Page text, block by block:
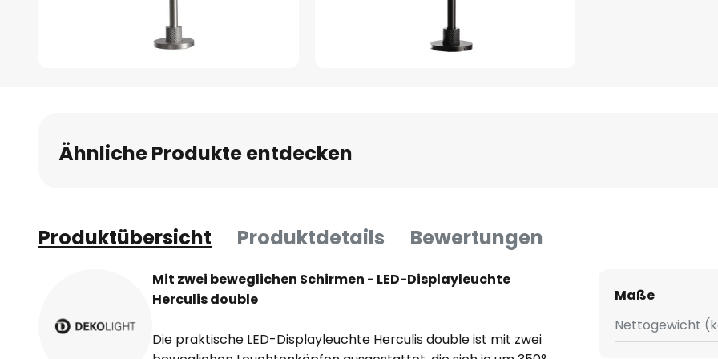
Bildgalerie
springen
Ähnliche Produkte entdecken
Produktübersicht Produktdetails Bewertungen
Mit zwei beweglichen Schirmen - LED-Displayleuchte
Herculis double
Die praktische LED-Displayleuchte Herculis double ist mit zwei
Maße
Nettogewicht